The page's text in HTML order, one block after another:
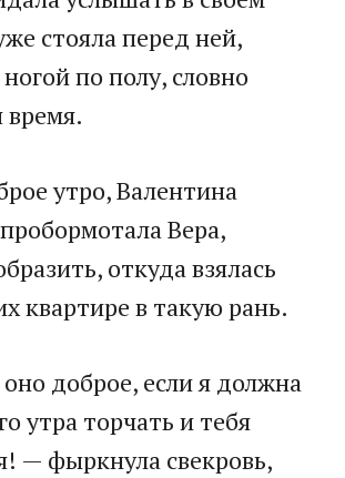
стояла перед ней,
по полу, словно
время.
утро, Валентина
Вера,
откуда взялась
квартире в такую рань.
доброе, если я должна
утра торчать и тебя
— фыркнула свекровь,